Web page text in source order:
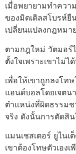
เมื่อพยายามทำควา
ของมิดเดิลสโบรห์ยื
เปลี่ยนแปลงกฎหม
ตามกฎใหม่ วัตมอร์
ตั้งใจเพราะเขาไม่ไ
เพื่อให้เขาถูกลงโ
แฮนด์บอลโดยเจตน
ตำแหน่งที่ผิดธรรมช
จริง ดังนั้นการตัดสิ
แมนเชสเตอร์ ยูไน
เขาต้องโทษตัวเอง